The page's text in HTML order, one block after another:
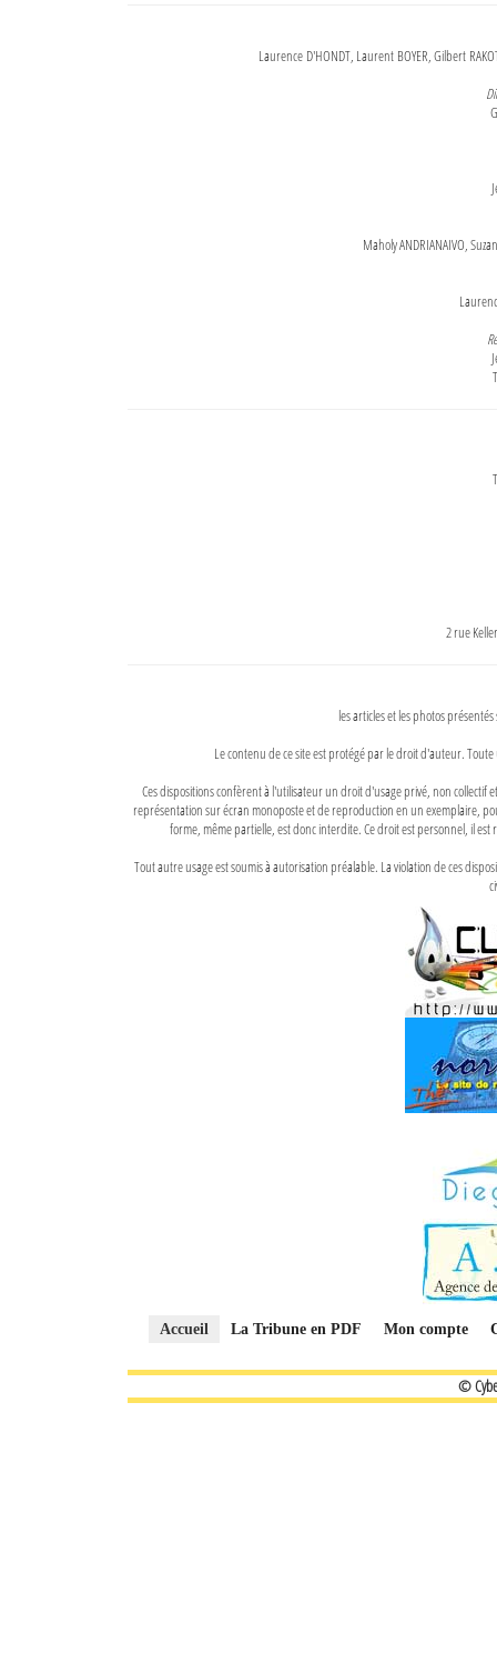
Laurence D'HONDT, Laurent BOYER, Gilbert
Maholy ANDRIANAIVO,
2 rue
les articles et les photos
Le contenu de ce site est protégé par le droit d'auteur.
Ces dispositions confèrent à l'utilisateur un droit d'usage privé, non
représentation sur écran monoposte et de reproduction en un exemplaire,
forme, même partielle, est donc interdite. Ce droit est personnel, il
Tout autre usage est soumis à autorisation préalable. La violation de ces
Accueil La Tribune en PDF Mon compte
©